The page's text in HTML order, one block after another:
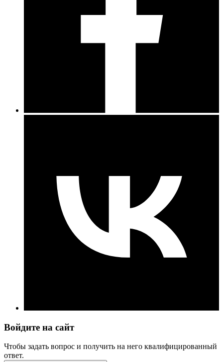
Войдите на сайт
Чтобы задать вопрос и получить на него квалифицированный
ответ.